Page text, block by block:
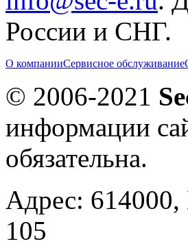
России и СНГ.
О компанииСервисное обслуживание
© 2006-2021
информации
обязательна.
Адрес: 614000,
105